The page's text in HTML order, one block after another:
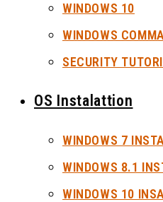
WINDOWS 10
WINDOWS
SECURITY
OS Instalattion
WINDOWS 7
WINDOWS 8.1
WINDOWS 10